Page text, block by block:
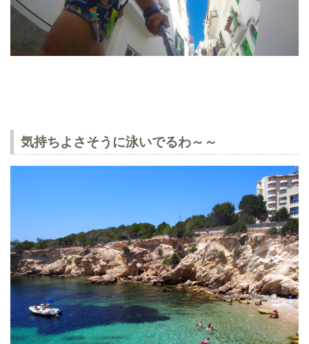
気持ちよさそうに泳いでるわ～～